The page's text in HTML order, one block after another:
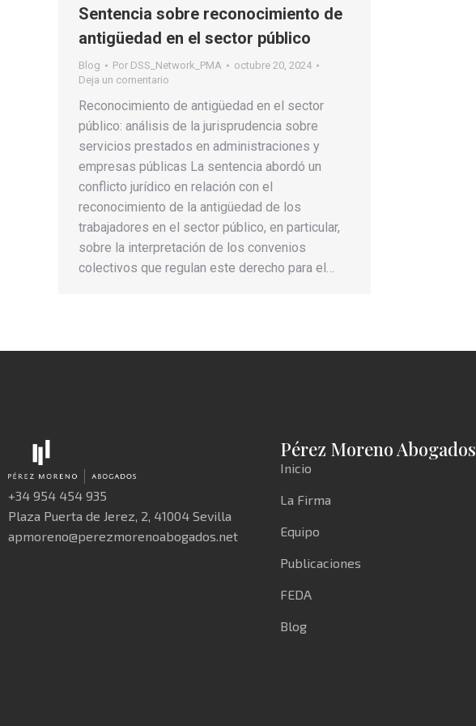
Sentencia sobre reconocimiento de
antigüedad en el sector público
Blog Por DSS_Network_PMA
octubre 20, 2024
Deja un comentario
Reconocimiento de antigüedad en el sector
público: análisis de la jurisprudencia sobre
servicios prestados en administraciones y
empresas públicas La sentencia abordó un
conflicto jurídico en relación con el
reconocimiento de la antigüedad de los
trabajadores en el sector público, en particular,
sobre la interpretación de los convenios
colectivos que regulan este derecho para el…
+34 954 454 935
Plaza Puerta de Jerez, 2, 41004 Sevilla
apmoreno@perezmorenoabogados.net
Pérez Moreno Abogados
Inicio
La Firma
Equipo
Publicaciones
FEDA
Blog